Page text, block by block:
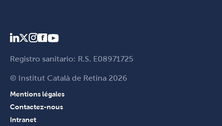
Registro sanitario: R.S. E08971725
© Institut Català de Retina 2026
Mentions légales
Contactez-nous
Intranet